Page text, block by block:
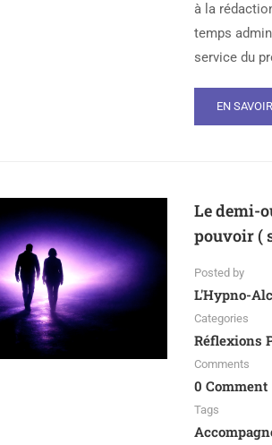
à la
temps
service du
EN
Le demi-
pouvoir (
Posted by
L'Hypno-
Categories
Réflexions
Comments
0 Comment
Tags